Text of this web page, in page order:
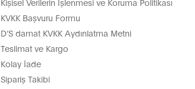
Kişisel Verilerin İşlenmesi ve Koruma Politikası
KVKK Başvuru Formu
D’S damat KVKK Aydınlatma Metni
Teslimat ve Kargo
Kolay İade
Sipariş Takibi